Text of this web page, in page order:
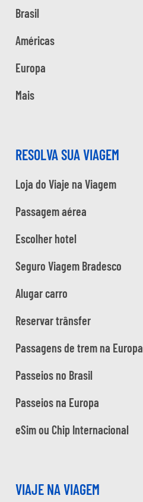
Brasil
Américas
Europa
Mais
RESOLVA SUA VIAGEM
Loja do Viaje na Viagem
Passagem aérea
Escolher hotel
Seguro Viagem Bradesco
Alugar carro
Reservar trânsfer
Passagens de trem na Europa
Passeios no Brasil
Passeios na Europa
eSim ou Chip Internacional
VIAJE NA VIAGEM